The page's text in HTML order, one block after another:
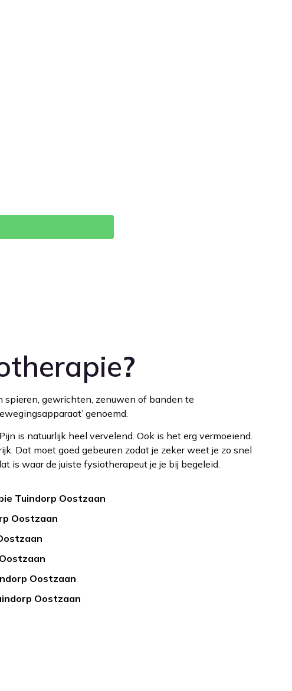
?
gewrichten, zenuwen of banden te
genoemd.
is natuurlijk heel vervelend. Ook is het erg vermoeiend.
Dat moet goed gebeuren zodat je zeker weet je zo snel
is waar de juiste fysiotherapeut je je bij begeleid.
Tuindorp Oostzaan
Oostzaan
Oostzaan
Oostzaan